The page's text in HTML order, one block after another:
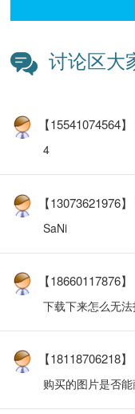
讨论区大
【15541074564
4
【13073621976】
SaNi
【18660117876】
下载下来怎么无
【18118706218】
购买的图片是否